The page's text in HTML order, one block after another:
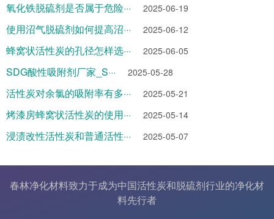
氧化铁脱硫剂是否属于危险··· 2025-06-19
使用沼气脱硫剂如何提高沼··· 2025-06-12
蜂窝状活性炭的孔径怎样选··· 2025-06-05
SDG酸性吸附剂厂家_S··· 2025-05-28
活性炭对余氯的吸附率有多··· 2025-05-21
烤漆房蜂窝状活性炭的使用··· 2025-05-14
浸渍改性活性炭和普通活性··· 2025-05-07
春林净化材料致力于成为中国活性炭和脱硫剂行业的净化材
料先行者